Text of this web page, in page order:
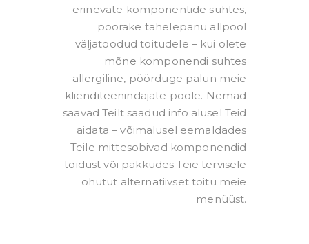
erinevate komponentide suhtes,
pöörake tähelepanu allpool
väljatoodud toitudele – kui olete
mõne komponendi suhtes
allergiline, pöörduge palun meie
klienditeenindajate poole. Nemad
saavad Teilt saadud info alusel Teid
aidata – võimalusel eemaldades
Teile mittesobivad komponendid
toidust või pakkudes Teie tervisele
ohutut alternatiivset toitu meie
menüüst.